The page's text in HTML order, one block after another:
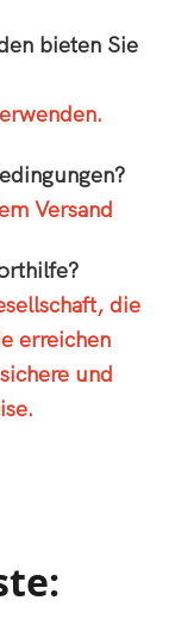
bieten Sie
Versand
die
erreichen
und